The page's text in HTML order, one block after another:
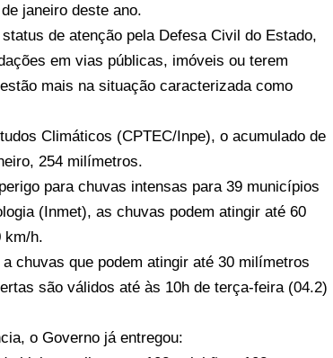
janeiro deste ano.
de atenção pela Defesa Civil do Estado,
em vias públicas, imóveis ou terem
mais na situação caracterizada como
Climáticos (CPTEC/Inpe), o acumulado de
254 milímetros.
para chuvas intensas para 39 municípios
(Inmet), as chuvas podem atingir até 60
km/h.
chuvas que podem atingir até 30 milímetros
são válidos até às 10h de terça-feira (04.2)
o Governo já entregou: